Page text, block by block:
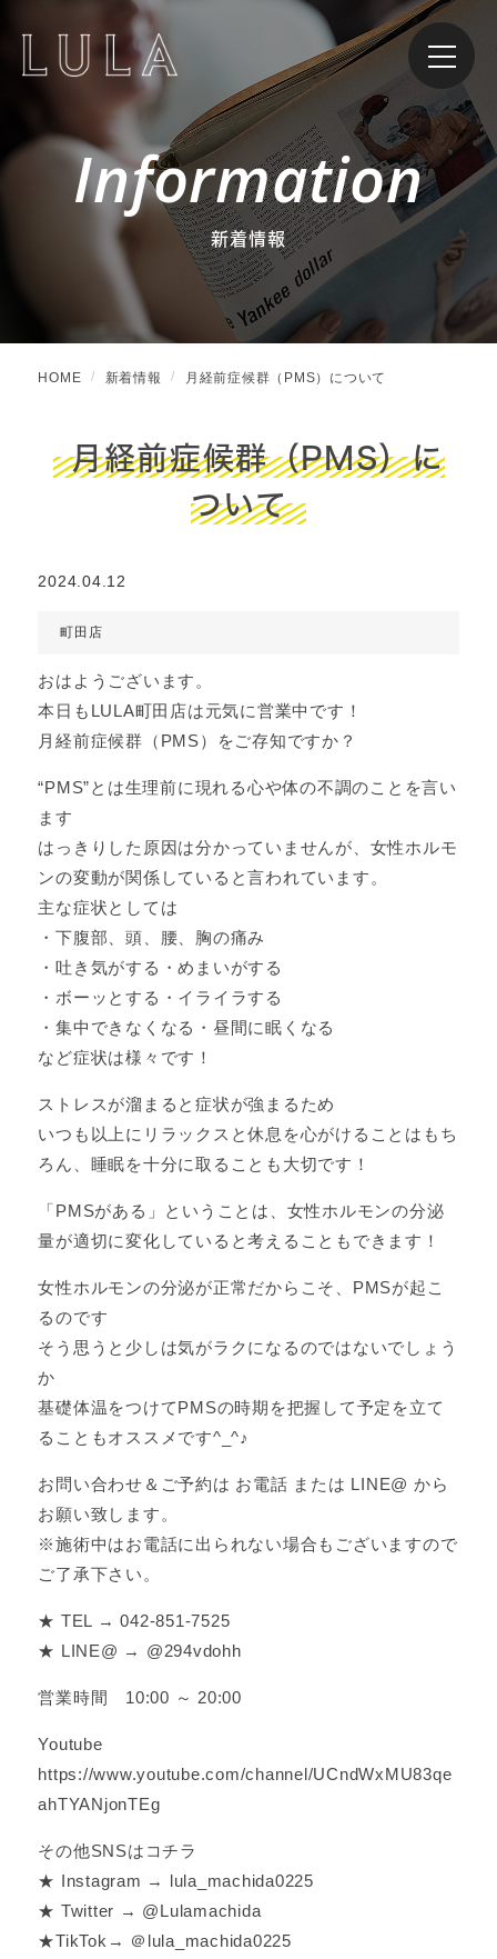
Information
新着情報
HOME 新着情報 月経前症候群（PMS）について
月経前症候群（PMS）に
ついて
2024.04.12
町田店
おはようございます。
本日もLULA町田店は元気に営業中です！
月経前症候群（PMS）をご存知ですか？
“PMS”とは生理前に現れる心や体の不調のことを言い
ます
はっきりした原因は分かっていませんが、女性ホルモ
ンの変動が関係していると言われています。
主な症状としては
・下腹部、頭、腰、胸の痛み
・吐き気がする・めまいがする
・ボーッとする・イライラする
・集中できなくなる・昼間に眠くなる
など症状は様々です！
ストレスが溜まると症状が強まるため
いつも以上にリラックスと休息を心がけることはもち
ろん、睡眠を十分に取ることも大切です！
「PMSがある」ということは、女性ホルモンの分泌
量が適切に変化していると考えることもできます！
女性ホルモンの分泌が正常だからこそ、PMSが起こ
るのです
そう思うと少しは気がラクになるのではないでしょう
か
基礎体温をつけてPMSの時期を把握して予定を立て
ることもオススメです^_^♪
お問い合わせ＆ご予約は お電話 または LINE@ から
お願い致します。
※施術中はお電話に出られない場合もございますので
ご了承下さい。
★ TEL → 042-851-7525
★ LINE@ → @294vdohh
営業時間 10:00 ～ 20:00
Youtube
https://www.youtube.com/channel/UCndWxMU83qe
ahTYANjonTEg
その他SNSはコチラ
★ Instagram → lula_machida0225
★ Twitter → @Lulamachida
★TikTok→ ＠lula_machida0225